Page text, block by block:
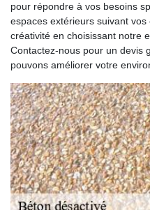
pour répondre à vos besoins
espaces extérieurs suivant
créativité en choisissant notre
Contactez-nous pour un devis
pouvons améliorer votre